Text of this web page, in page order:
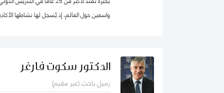
واسعين حول العالم، إذ يُسجل لها نشاطها
الدكتور سكوت فارغر
زميل باحث (غير مقيم)